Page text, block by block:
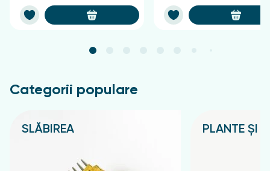
Categorii populare
SLĂBIREA PLANTE ȘI